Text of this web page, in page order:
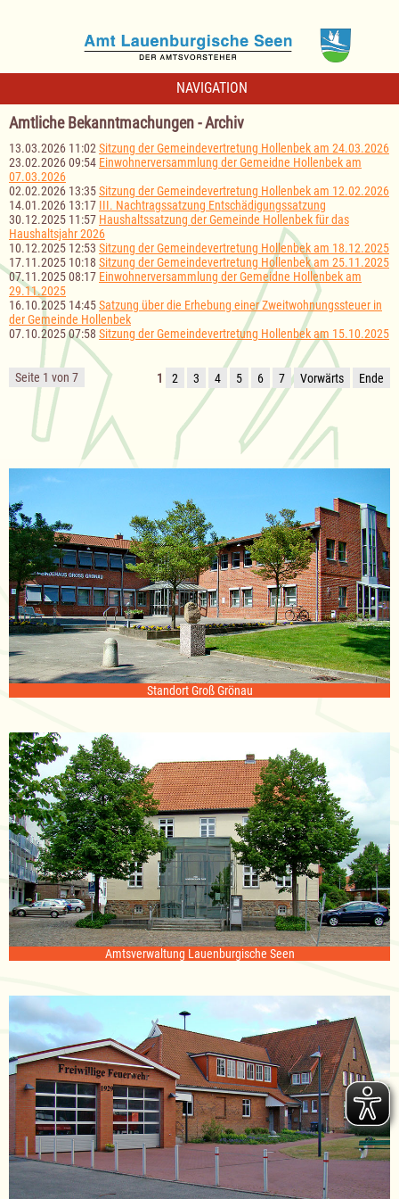
NAVIGATION
Amtliche Bekanntmachungen - Archiv
13.03.2026 11:02 Sitzung der Gemeindevertretung Hollenbek am 24.03.2026
23.02.2026 09:54 Einwohnerversammlung der Gemeidne Hollenbek am
07.03.2026
02.02.2026 13:35Sitzung der Gemeindevertretung Hollenbek am 12.02.2026
14.01.2026 13:17 III. Nachtragssatzung Entschädigungssatzung
30.12.2025 11:57 Haushaltssatzung der Gemeinde Hollenbek für das
Haushaltsjahr 2026
10.12.2025 12:53 Sitzung der Gemeindevertretung Hollenbek am 18.12.2025
17.11.2025 10:18 Sitzung der Gemeindevertretung Hollenbek am 25.11.2025
07.11.2025 08:17 Einwohnerversammlung der Gemeidne Hollenbek am
29.11.2025
16.10.2025 14:45Satzung über die Erhebung einer Zweitwohnungssteuer in
der Gemeinde Hollenbek
07.10.2025 07:58 Sitzung der Gemeindevertretung Hollenbek am 15.10.2025
Seite 1 von 7 1 2 3 4 5 6 7 Vorwärts Ende
Standort Groß Grönau
Amtsverwaltung Lauenburgische Seen